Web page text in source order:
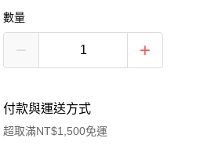
數量
付款與運送方式
超取滿NT$1,500免運